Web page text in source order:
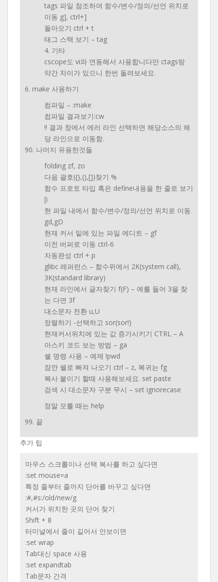
tags 파일 참조하여 함수/변수/정의/선언 위치로
이동 g], ctrl+]
돌아오기 ctrl + t
태그 스택 보기 – tag
4. 기타
cscope도 vi와 연동해서 사용합니다만 ctags랑
약간 차이가 있으니 한번 돌려보세요.
6. make 사용하기
컴파일 – :make
컴파일 결과보기:cw
!! 결과 창에서 에러 라인 선택하면 해당소스의 해
당 라인으로 이동함.
90. 나머지 유용한것들
folding zf, zo
다음 괄호({},(),[])찾기 %
함수 프로토 타입 혹은 define내용을 한 줄로 보기
[i
현 파일 내에서 함수/변수/정의/선언 위치로 이동
gd,gD
현재 커서 밑에 있는 파일 에디트 – gf
이전 버퍼로 이동 ctrl-6
자동완성 ctrl + p
glibc 레퍼런스 – 함수위에서 2K(system call),
3K(standard library)
현재 라인에서 글자찾기 f(F) – 예를 들어 3을 찾
는 다면 3f
대소문자 전환 u,U
정렬하기 -선택하고 sor(sor!)
현재커서위치에 있는 값 증가시키기 CTRL – A
아스키 코드 보는 방법 – ga
쉘 명령 사용 – 예제 !pwd
잠깐 쉘로 빠져 나오기 ctrl – z, 복귀는 fg
복사 붙이기 할때 사용해보세요. set paste
검색 시 대소문자 구분 무시 – set ignorecase
정말 모를 때는 help
99. 끝
추가 팁
마우스 스크롤이나 선택 복사를 하고 싶다면
:set mouse=a
특정 줄부터 줄까지 단어를 바꾸고 싶다면
:#,#s:/old/new/g
커서가 위치한 곳의 단어 찾기
Shift + 8
터미널에서 줄이 길어서 안보이면
:set wrap
Tab대신 space 사용
:set expandtab
Tab문자 간격